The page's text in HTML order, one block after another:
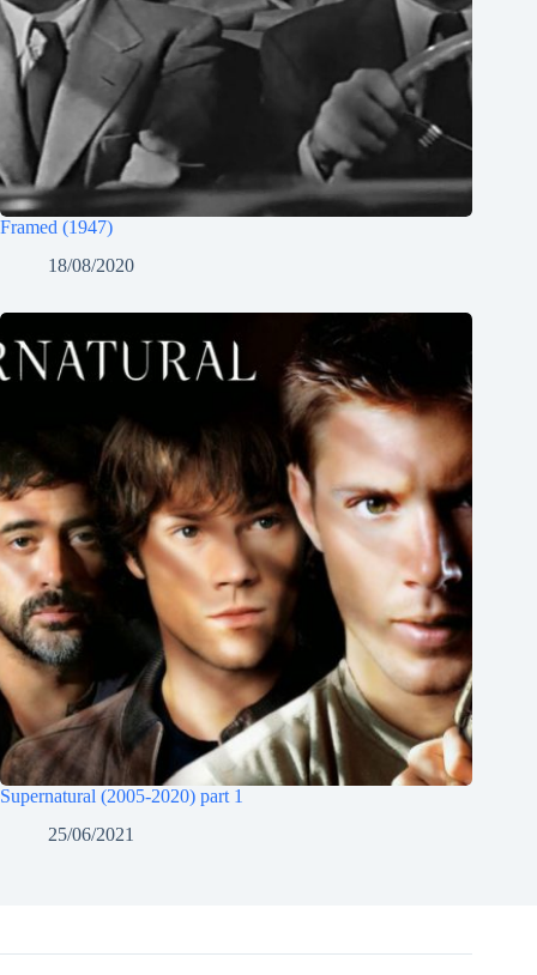
Framed (1947)
18/08/2020
Supernatural (2005-2020) part 1
25/06/2021